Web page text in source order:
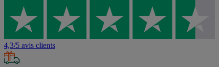
4,3/5 avis clients